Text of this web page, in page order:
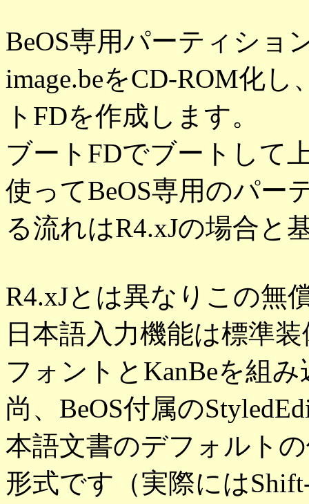
BeOS専用パーティショ
image.beをCD-ROM化し
トFDを作成します。
ブートFDでブートして
使ってBeOS専用のパー
る流れはR4.xJの場合と
R4.xJとは異なりこの無
日本語入力機能は標準
フォントとKanBeを組
尚、BeOS付属の
本語文書のデフォルト
形式です（実際には